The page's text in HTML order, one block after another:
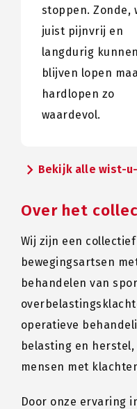
stoppen. Zonde,
juist pijnvrij en
langdurig kunnen
blijven lopen
hardlopen zo
waardevol.
chevron_rightBekijk alle wist-
Over het
Wij zijn een
bewegingsartsen
behandelen van
operatieve
belasting en
mensen met
Door onze ervaring